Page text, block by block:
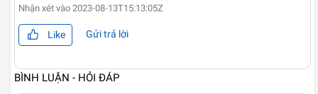
Nhận xét vào 2023-08-13T15:13:05Z
Like Gửi trả lời
BÌNH LUẬN - HỎI ĐÁP